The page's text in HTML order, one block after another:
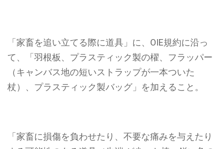
「家畜を追い立てる際に道具」に、OIE規約に沿っ
て、「 羽根板、プラスティック製の櫂、フラッパー
（キャンバス地の短いストラップが一本ついた
杖）、プラスティック製バッグ 」を加えること。
「家畜に損傷を負わせたり、不要な痛みを与えたり